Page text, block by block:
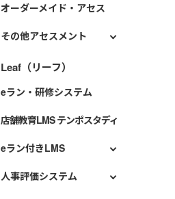
オーダーメイド・アセス
その他アセスメント
Leaf（リーフ）
eラン・研修システム
店舗教育LMS テンポスタディ
eラン付きLMS
人事評価システム